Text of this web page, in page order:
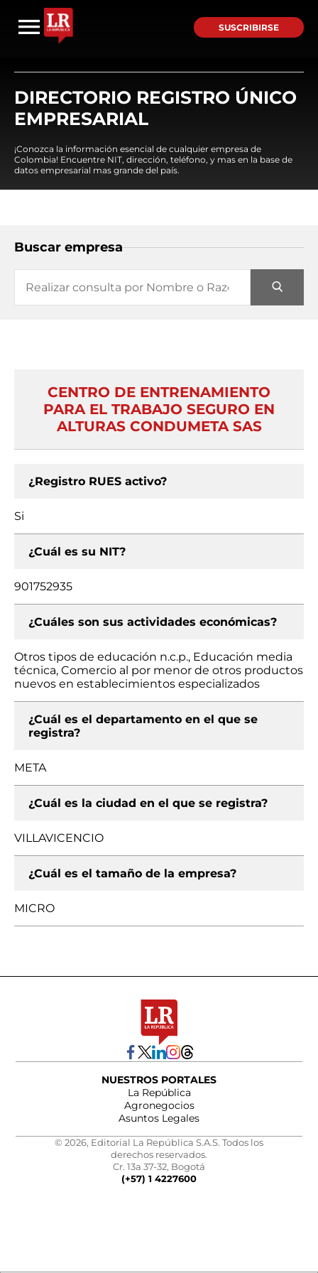
SUSCRIBIRSE
DIRECTORIO REGISTRO ÚNICO
EMPRESARIAL
¡Conozca la información esencial de cualquier empresa de
Colombia! Encuentre NIT, dirección, teléfono, y mas en la base de
datos empresarial mas grande del país.
Buscar empresa
CENTRO DE ENTRENAMIENTO
PARA EL TRABAJO SEGURO EN
ALTURAS CONDUMETA SAS
¿Registro RUES activo?
Si
¿Cuál es su NIT?
901752935
¿Cuáles son sus actividades económicas?
Otros tipos de educación n.c.p., Educación media
técnica, Comercio al por menor de otros productos
nuevos en establecimientos especializados
¿Cuál es el departamento en el que se
registra?
META
¿Cuál es la ciudad en el que se registra?
VILLAVICENCIO
¿Cuál es el tamaño de la empresa?
MICRO
NUESTROS PORTALES
La República
Agronegocios
Asuntos Legales
© 2026, Editorial La República S.A.S. Todos los
derechos reservados.
Cr. 13a 37-32, Bogotá
(+57) 1 4227600